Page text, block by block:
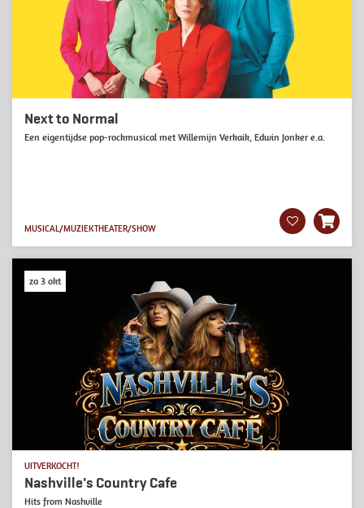
Next to Normal
Een eigentijdse pop-rockmusical met Willemijn Verkaik, Edwin Jonker e.a.
MUSICAL/MUZIEKTHEATER/SHOW
Nashville's Country Cafe
Hits from Nashville
UITVERKOCHT!
za 3 okt